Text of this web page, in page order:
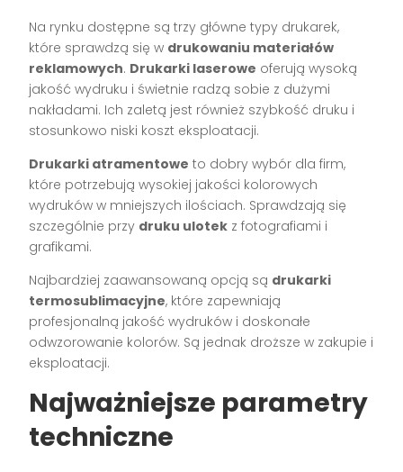
Na rynku dostępne są trzy główne typy drukarek,
które sprawdzą się w drukowaniu materiałów
reklamowych. Drukarki laserowe oferują wysoką
jakość wydruku i świetnie radzą sobie z dużymi
nakładami. Ich zaletą jest również szybkość druku i
stosunkowo niski koszt eksploatacji.
Drukarki atramentowe to dobry wybór dla firm,
które potrzebują wysokiej jakości kolorowych
wydruków w mniejszych ilościach. Sprawdzają się
szczególnie przy druku ulotek z fotografiami i
grafikami.
Najbardziej zaawansowaną opcją są drukarki
termosublimacyjne, które zapewniają
profesjonalną jakość wydruków i doskonałe
odwzorowanie kolorów. Są jednak droższe w zakupie i
eksploatacji.
Najważniejsze parametry
techniczne